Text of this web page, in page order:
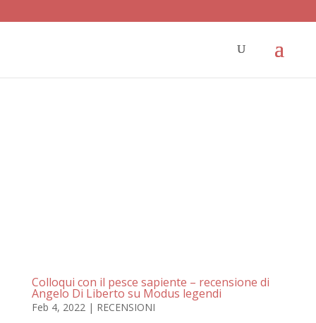
Colloqui con il pesce sapiente – recensione di
Angelo Di Liberto su Modus legendi
Feb 4, 2022| RECENSIONI